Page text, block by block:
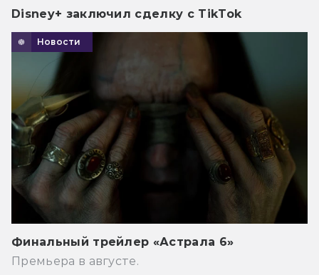
Disney+ заключил сделку с TikTok
Новости
Финальный трейлер «Астрала 6»
Премьера в августе.